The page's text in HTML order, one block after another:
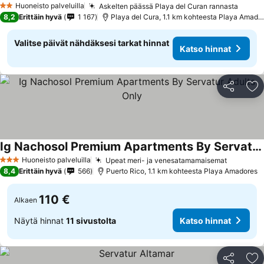
2 Tähtiluokitus
Huoneisto palveluilla Askelten päässä Playa del Curan rannasta
8,2 Erittäin hyvä 1 167 Playa del Cura, 1.1 km kohteesta Playa Amadores
Valitse päivät nähdäksesi tarkat hinnat
Katso hinnat
Jaa
3 Tähtiluokitus
Huoneisto palveluilla Upeat meri- ja venesatamamaisemat
Ig Nachosol Premium Apartments By Servatur Adults Only
8,4 Erittäin hyvä 566 Puerto Rico, 1.1 km kohteesta Playa Amadores
Alkaen 110 €
Näytä hinnat 11 sivustolta Katso hinnat